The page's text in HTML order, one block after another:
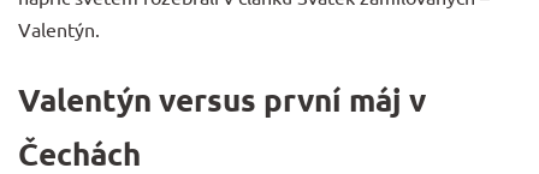
Valentýn
Valentýn versus první máj v
Čechách